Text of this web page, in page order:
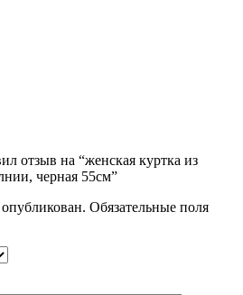
отзыв на “женская куртка из
черная 55см”
Обязательные поля